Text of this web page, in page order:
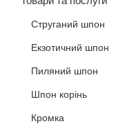
Струганий шпон
Екзотичний шпон
Пиляний шпон
Шпон корінь
Кромка